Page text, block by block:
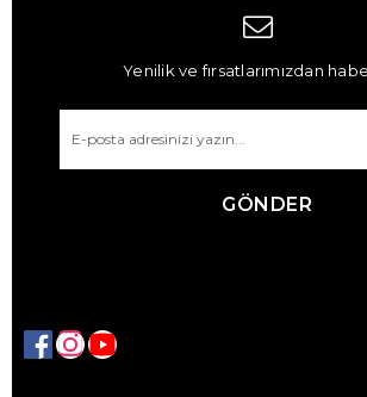
Yenilik ve fırsatlarımızdan
GÖNDER